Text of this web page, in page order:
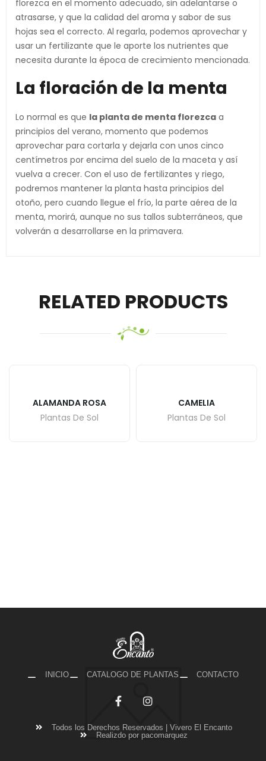
florezca en el momento adecuado, sin adelantarse o
atrasarse, y que la calidad del aroma y sabor de sus
hojas sea el correcto. Al regarla, podemos aprovechar y
usar un fertilizante que le aporte los nutrientes que
necesita durante la época de crecimiento mencionada.
La floración de la menta
Lo normal es que la planta de menta florezca a
principios del verano, momento que podemos
aprovechar para cortarla y dejarla con unos cinco
centímetros por encima del suelo de la maceta y así
vuelva a crecer. Con el uso de fertilizantes y riego,
podremos mantener la planta hasta principios del
otoño, pero cuando llegue el frío, la parte aérea de la
menta, morirá, aunque no sus tallos subterráneos, que
volverán a desarrollarse en la primavera.
RELATED PRODUCTS
ALAMANDA ROSA
Plantas De Sol
CAMELIA
Plantas De Sol
INICIO CATALOGO DE PLANTAS CONTACTO
Todos los Derechos Reservados | Vivero El Encanto
Realizdo por pacomarquez